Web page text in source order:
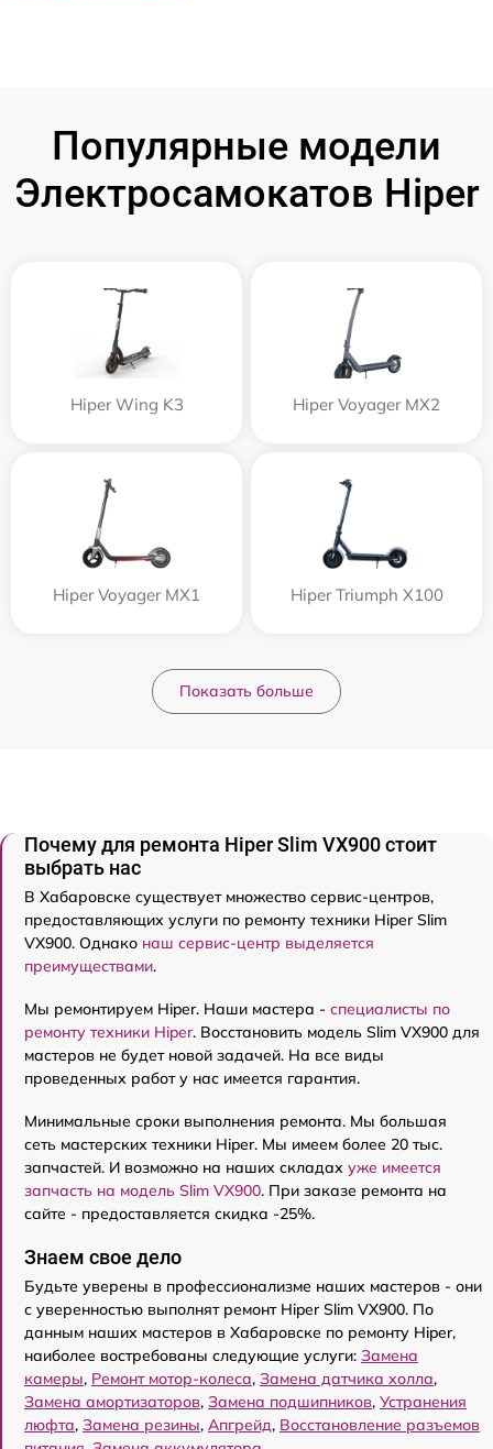
Популярные модели
Электросамокатов Hiper
Hiper Wing K3 Hiper Voyager MX2
Hiper Voyager MX1 Hiper Triumph X100
Показать больше
Почему для ремонта Hiper Slim VX900 стоит
выбрать нас
В Хабаровске существует множество сервис-центров,
предоставляющих услуги по ремонту техники Hiper Slim
VX900. Однако наш сервис-центр выделяется
преимуществами.
Мы ремонтируем Hiper. Наши мастера - специалисты по
ремонту техники Hiper. Восстановить модель Slim VX900 для
мастеров не будет новой задачей. На все виды
проведенных работ у нас имеется гарантия.
Минимальные сроки выполнения ремонта. Мы большая
сеть мастерских техники Hiper. Мы имеем более 20 тыс.
запчастей. И возможно на наших складах уже имеется
запчасть на модель Slim VX900. При заказе ремонта на
сайте - предоставляется скидка -25%.
Знаем свое дело
Будьте уверены в профессионализме наших мастеров - они
с уверенностью выполнят ремонт Hiper Slim VX900. По
данным наших мастеров в Хабаровске по ремонту Hiper,
наиболее востребованы следующие услуги: Замена
камеры, Ремонт мотор-колеса, Замена датчика холла,
Замена амортизаторов, Замена подшипников, Устранения
люфта, Замена резины, Апгрейд, Восстановление разъемов